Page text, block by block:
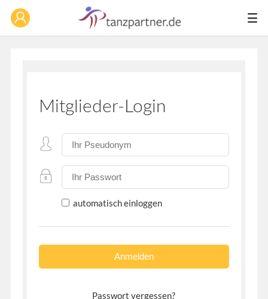
Mitglieder-Login
automatisch einloggen
Passwort vergessen?